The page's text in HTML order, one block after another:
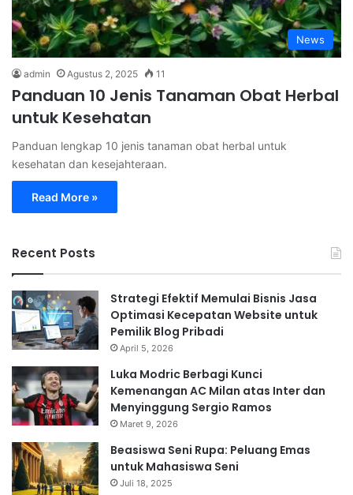
News
admin Agustus 2, 2025 11
Panduan 10 Jenis Tanaman Obat Herbal
untuk Kesehatan
Panduan lengkap 10 jenis tanaman obat herbal untuk
kesehatan dan kesejahteraan.
Read More »
Recent Posts
Strategi Efektif Memulai Bisnis Jasa
Optimasi Kecepatan Website untuk
Pemilik Blog Pribadi
April 5, 2026
Luka Modric Berbagi Kunci
Kemenangan AC Milan atas Inter dan
Menyinggung Sergio Ramos
Maret 9, 2026
Beasiswa Seni Rupa: Peluang Emas
untuk Mahasiswa Seni
Juli 18, 2025